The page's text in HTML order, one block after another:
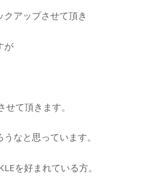
アップさせて頂き
が
て頂きます。
なと思っています。
を好まれている方。